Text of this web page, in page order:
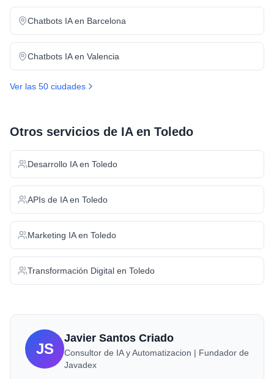
Chatbots IAen Barcelona
Chatbots IAen Valencia
Ver las 50 ciudades
Otros servicios de IA en Toledo
Desarrollo IAen Toledo
APIs de IAen Toledo
Marketing IAen Toledo
Transformación Digital en Toledo
JS
Javier Santos Criado
Consultor de IA y Automatizacion | Fundador de
Javadex